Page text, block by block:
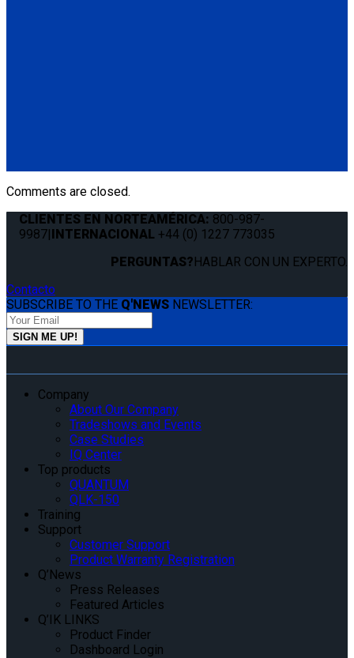
Comments are closed.
CLIENTES EN NORTEAMÉRICA: 800-987-
9987|INTERNACIONAL +44 (0) 1227 773035
PERGUNTAS?HABLAR CON UN EXPERTO.
Contacto
SUBSCRIBE TO THE Q'NEWS NEWSLETTER:
Company
About Our Company
Tradeshows and Events
Case Studies
IQ Center
Top products
QUANTUM
QLK-150
Training
Support
Customer Support
Product Warranty Registration
Q’News
Press Releases
Featured Articles
Q’IK LINKS
Product Finder
Dashboard Login